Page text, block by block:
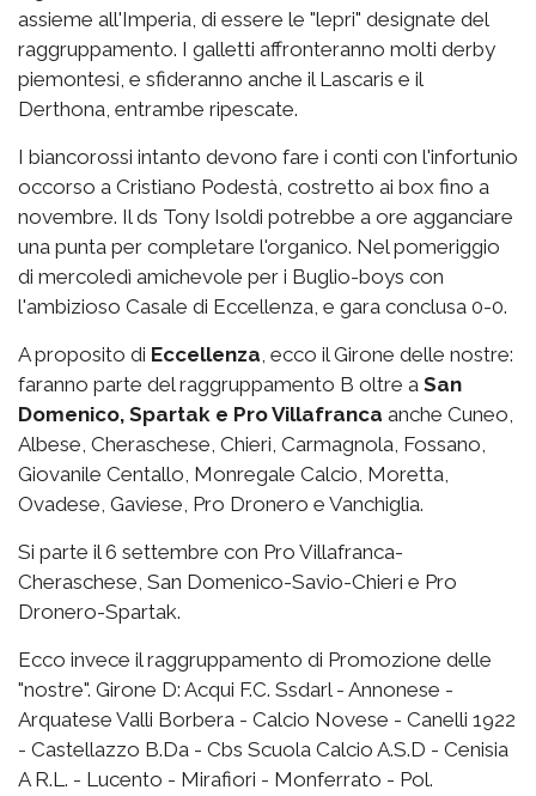
assieme all'Imperia, di essere le "lepri" designate del
raggruppamento. I galletti affronteranno molti derby
piemontesi, e sfideranno anche il Lascaris e il
Derthona, entrambe ripescate.
I biancorossi intanto devono fare i conti con l'infortunio
occorso a Cristiano Podestà, costretto ai box fino a
novembre. Il ds Tony Isoldi potrebbe a ore agganciare
una punta per completare l'organico. Nel pomeriggio
di mercoledì amichevole per i Buglio-boys con
l'ambizioso Casale di Eccellenza, e gara conclusa 0-0.
A proposito di Eccellenza, ecco il Girone delle nostre:
faranno parte del raggruppamento B oltre a San
Domenico, Spartak e Pro Villafranca anche Cuneo,
Albese, Cheraschese, Chieri, Carmagnola, Fossano,
Giovanile Centallo, Monregale Calcio, Moretta,
Ovadese, Gaviese, Pro Dronero e Vanchiglia.
Si parte il 6 settembre con Pro Villafranca-
Cheraschese, San Domenico-Savio-Chieri e Pro
Dronero-Spartak.
Ecco invece il raggruppamento di Promozione delle
"nostre". Girone D: Acqui F.C. Ssdarl - Annonese -
Arquatese Valli Borbera - Calcio Novese - Canelli 1922
- Castellazzo B.Da - Cbs Scuola Calcio A.S.D - Cenisia
A R.L. - Lucento - Mirafiori - Monferrato - Pol.